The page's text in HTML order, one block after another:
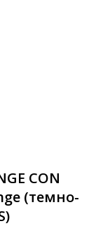
CON
(темно-